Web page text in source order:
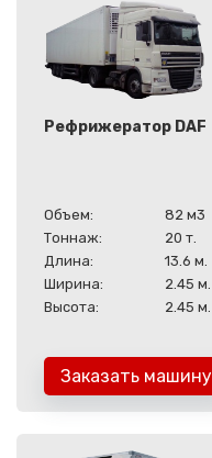
Рефрижератор DAF
Объем:
82 м3
Тоннаж:
20 т.
Длина:
13.6 м.
Ширина:
2.45 м.
Высота:
2.45 м.
Заказать машину